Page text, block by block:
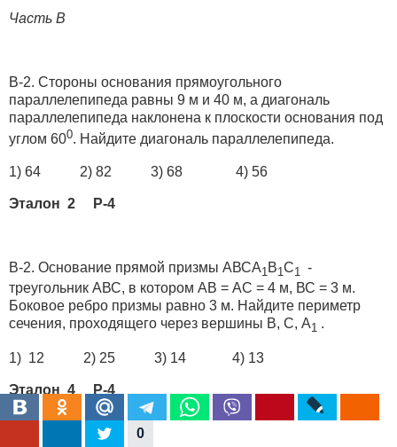
Часть В
В-2. Стороны основания прямоугольного
параллелепипеда равны 9 м и 40 м, а диагональ
параллелепипеда наклонена к плоскости основания под
углом 600. Найдите диагональ параллелепипеда.
1) 64 2) 82 3) 68 4) 56
Эталон 2 Р-4
В-2. Основание прямой призмы АВСА1В1С1 -
треугольник АВС, в котором АВ = АС = 4 м, ВС = 3 м.
Боковое ребро призмы равно 3 м. Найдите периметр
сечения, проходящего через вершины В, С, А1 .
1) 12 2) 25 3) 14 4) 13
Эталон 4 Р-4
0